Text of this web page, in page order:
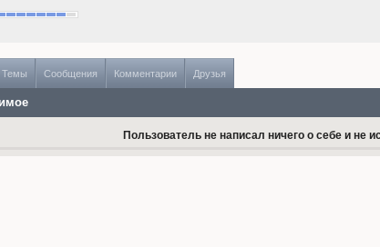
Темы Сообщения Комментарии Друзья
Пользователь не написал ничего о себе и не